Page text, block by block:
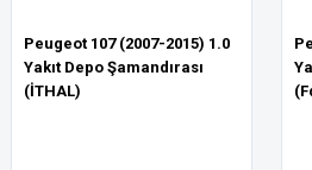
Peugeot 107 (2007-2015) 1.0
Yakıt Depo Şamandırası
(İTHAL)